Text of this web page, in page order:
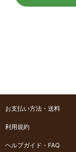
お支払い方法・送料
利用規約
ヘルプガイド・FAQ